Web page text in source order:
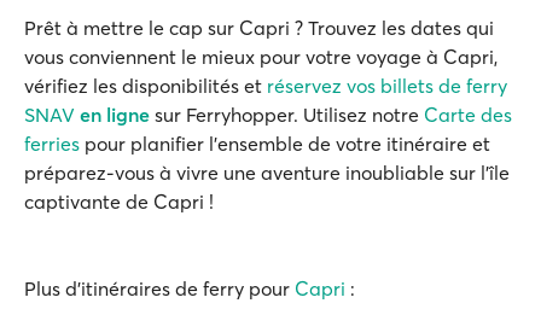
Prêt à mettre le cap sur Capri ? Trouvez les dates qui
vous conviennent le mieux pour votre voyage à Capri,
vérifiez les disponibilités et réservez vos billets de ferry
SNAV en ligne sur Ferryhopper. Utilisez notre Carte des
ferries pour planifier l'ensemble de votre itinéraire et
préparez-vous à vivre une aventure inoubliable sur l'île
captivante de Capri !
Plus d'itinéraires de ferry pour Capri :